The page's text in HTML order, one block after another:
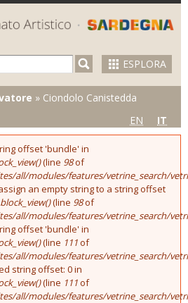
to
ESPLORA
» Ciondolo Canistedda
EN
IT
offset 'bundle' in
(line 98of
all/modules/features/vetrine_search/
an empty string to a string offset
(line 98of
all/modules/features/vetrine_search/
offset 'bundle' in
(line 111of
all/modules/features/vetrine_search/
string offset: 0 in
(line 111of
all/modules/features/vetrine_search/